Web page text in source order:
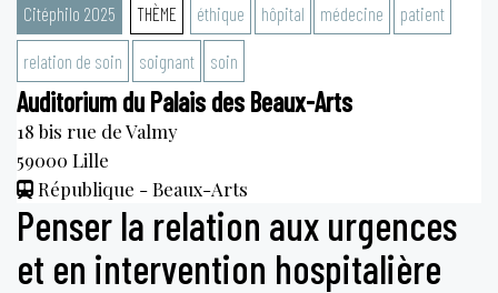
Citéphilo 2025 THÈME éthique hôpital médecine patient
relation de soin soignant soin
Auditorium du Palais des Beaux-Arts
18 bis rue de Valmy
59000 Lille
République - Beaux-Arts
Penser la relation aux urgences
et en intervention hospitalière